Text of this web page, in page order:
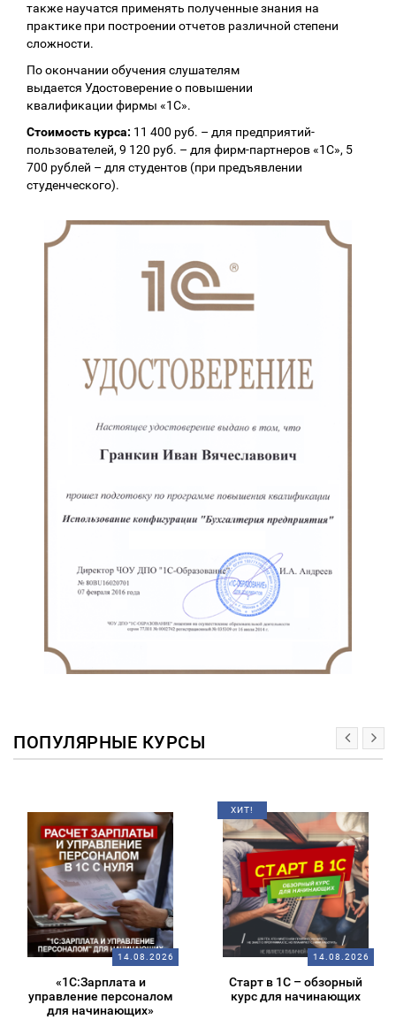
также научатся применять полученные знания на
практике при построении отчетов различной степени
сложности.
По окончании обучения слушателям
выдается Удостоверение о повышении
квалификации фирмы «1С».
Стоимость курса: 11 400 руб. – для предприятий-
пользователей, 9 120 руб. – для фирм-партнеров «1С», 5
700 рублей – для студентов (при предъявлении
студенческого).
ПОПУЛЯРНЫЕ КУРСЫ
14.08.2026
«1С:Зарплата и
управление персоналом
для начинающих»
ХИТ!
14.08.2026
Старт в 1С – обзорный
курс для начинающих